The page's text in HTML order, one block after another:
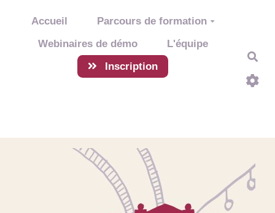
Aller au contenu principal
Accueil
Parcours de formation
Webinaires de démo
L'équipe
Inscription